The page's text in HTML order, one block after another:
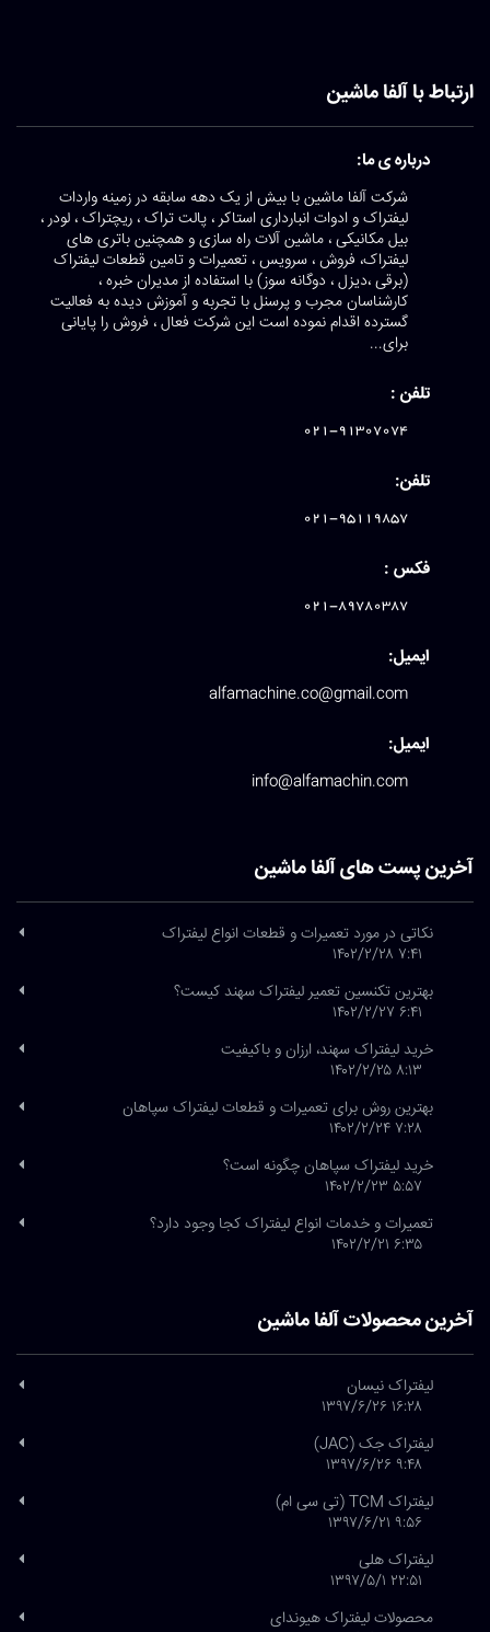
ارتباط با آلفا ماشین
درباره ی ما:
شرکت آلفا ماشین با بیش از یک دهه سابقه در زمینه واردات
لیفتراک و ادوات انبارداری استاکر ، پالت تراک ، ریچتراک ، لودر ،
بیل مکانیکی ، ماشین آلات راه سازی و همچنین باتری های
لیفتراک، فروش ، سرویس ، تعمیرات و تامین قطعات لیفتراک
(برقی ،دیزل ، دوگانه سوز) با استفاده از مدیران خبره ،
کارشناسان مجرب و پرسنل با تجربه و آموزش دیده به فعالیت
گسترده اقدام نموده است این شرکت فعال ، فروش را پایانی
برای...
تلفن :
021-91307074
تلفن:
021-95119857
فکس :
021-89780387
ایمیل:
alfamachine.co@gmail.com
ایمیل:
info@alfamachin.com
آخرین پست های آلفا ماشین
نکاتی در مورد تعمیرات و قطعات انواع لیفتراک
۷:۴۱ ۱۴۰۲/۲/۲۸
بهترین تکنسین تعمیر لیفتراک سهند کیست؟
۶:۴۱ ۱۴۰۲/۲/۲۷
خرید لیفتراک سهند، ارزان و باکیفیت
۸:۱۳ ۱۴۰۲/۲/۲۵
بهترین روش برای تعمیرات و قطعات لیفتراک سپاهان
۷:۲۸ ۱۴۰۲/۲/۲۴
خرید لیفتراک سپاهان چگونه است؟
۵:۵۷ ۱۴۰۲/۲/۲۳
تعمیرات و خدمات انواع لیفتراک کجا وجود دارد؟
۶:۳۵ ۱۴۰۲/۲/۲۱
آخرین محصولات آلفا ماشین
لیفتراک نیسان
۱۶:۲۸ ۱۳۹۷/۶/۲۶
لیفتراک جک (JAC)
۹:۴۸ ۱۳۹۷/۶/۲۶
لیفتراک TCM (تی سی ام)
۹:۵۶ ۱۳۹۷/۶/۲۱
لیفتراک هلی
۲۲:۵۱ ۱۳۹۷/۵/۱
محصولات لیفتراک هیوندای